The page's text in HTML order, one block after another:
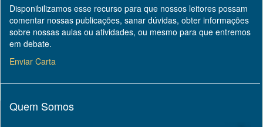
Disponibilizamos esse recurso para que nossos leitores possam
comentar nossas publicações, sanar dúvidas, obter informações
sobre nossas aulas ou atividades, ou mesmo para que entremos
em debate.
Enviar Carta
Quem Somos